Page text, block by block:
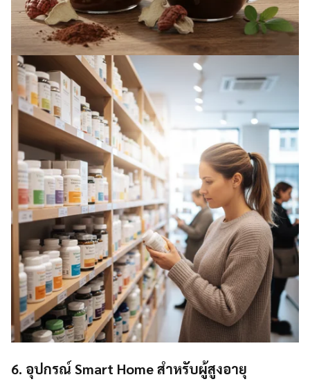
6. อุปกรณ์ Smart Home สำหรับผู้สูงอายุ